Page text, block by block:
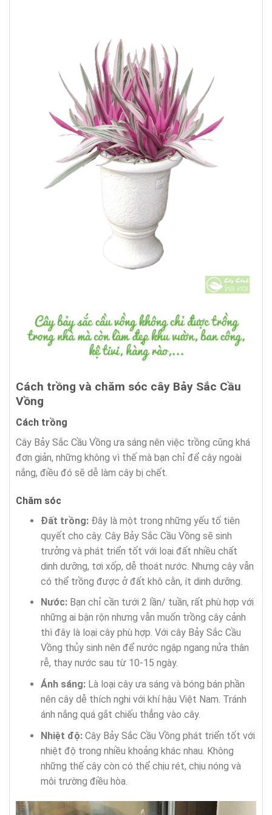
Cách trồng và chăm sóc cây Bảy Sắc Cầu
Vồng
Cách trồng
Cây Bảy Sắc Cầu Vồng ưa sáng nên việc trồng cũng khá
đơn giản, những không vì thế mà bạn chỉ để cây ngoài
nắng, điều đó sẽ dễ làm cây bị chết.
Chăm sóc
Đất trồng:Đây là một trong những yếu tố tiên
quyết cho cây. Cây Bảy Sắc Cầu Vồng sẽ sinh
trưởng và phát triển tốt với loại đất nhiều chất
dinh dưỡng, tơi xốp, dễ thoát nước. Nhưng cây vẫn
có thể trồng được ở đất khô cằn, ít dinh dưỡng.
Nước:Bạn chỉ cần tưới 2 lần/ tuần, rất phù hợp với
những ai bận rộn nhưng vẫn muốn trồng cây cảnh
thì đây là loại cây phù hợp. Với cây Bảy Sắc Cầu
Vồng thủy sinh nên để nước ngập ngang nửa thân
rễ, thay nước sau từ 10-15 ngày.
Ánh sáng:Là loại cây ưa sáng và bóng bán phần
nên cây dễ thích nghi với khí hậu Việt Nam. Tránh
ánh nắng quá gắt chiếu thẳng vào cây.
Nhiệt độ:Cây Bảy Sắc Cầu Vồng phát triển tốt với
nhiệt độ trong nhiều khoảng khác nhau. Không
những thế cây còn có thể chịu rét, chịu nóng và
môi trường điều hòa.